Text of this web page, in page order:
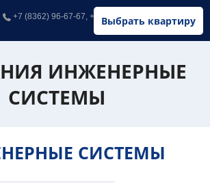
Выбрать квартиру
+7 (8362) 96-67-67, +7 (902) 326-67-67
ИНЖЕНЕРНЫЕ
СИСТЕМЫ
СИСТЕМЫ